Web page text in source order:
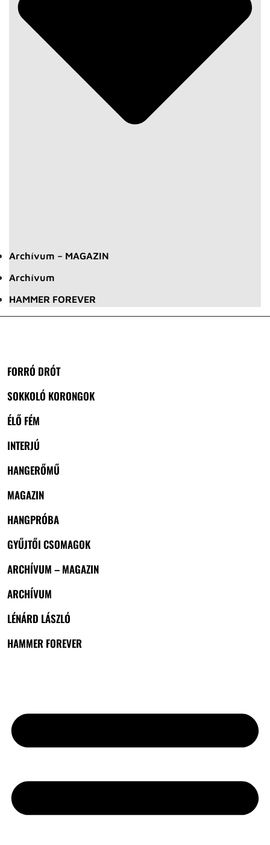
Archívum – MAGAZIN
Archívum
HAMMER FOREVER
FORRÓ DRÓT
SOKKOLÓ KORONGOK
ÉLŐ FÉM
INTERJÚ
HANGERŐMŰ
MAGAZIN
HANGPRÓBA
GYŰJTŐI CSOMAGOK
ARCHÍVUM – MAGAZIN
ARCHÍVUM
LÉNÁRD LÁSZLÓ
HAMMER FOREVER